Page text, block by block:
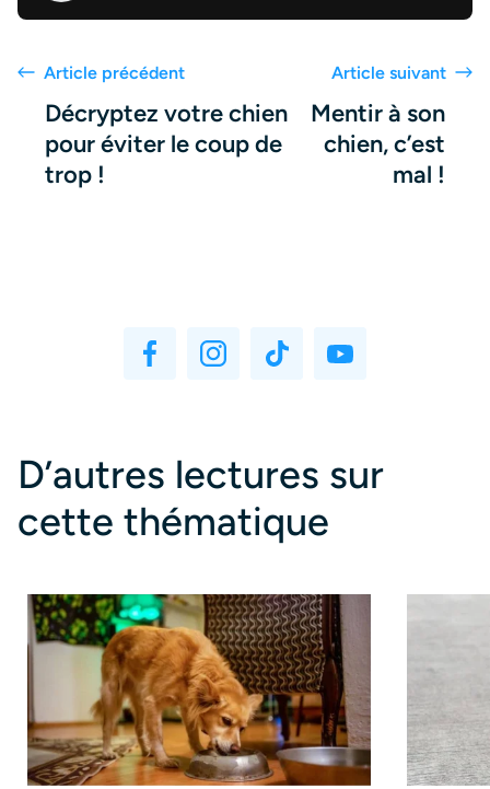
Article précédent
Décryptez votre chien
pour éviter le coup de
trop !
Article suivant
Mentir à son
chien, c’est
mal !
D’autres lectures sur
cette thématique